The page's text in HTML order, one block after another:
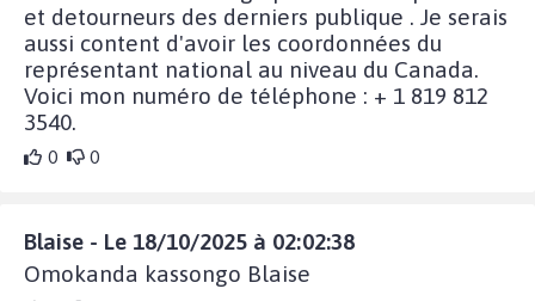
et detourneurs des derniers publique . Je serais
aussi content d'avoir les coordonnées du
représentant national au niveau du Canada.
Voici mon numéro de téléphone : + 1 819 812
3540.
0 0
Blaise - Le 18/10/2025 à 02:02:38
Omokanda kassongo Blaise